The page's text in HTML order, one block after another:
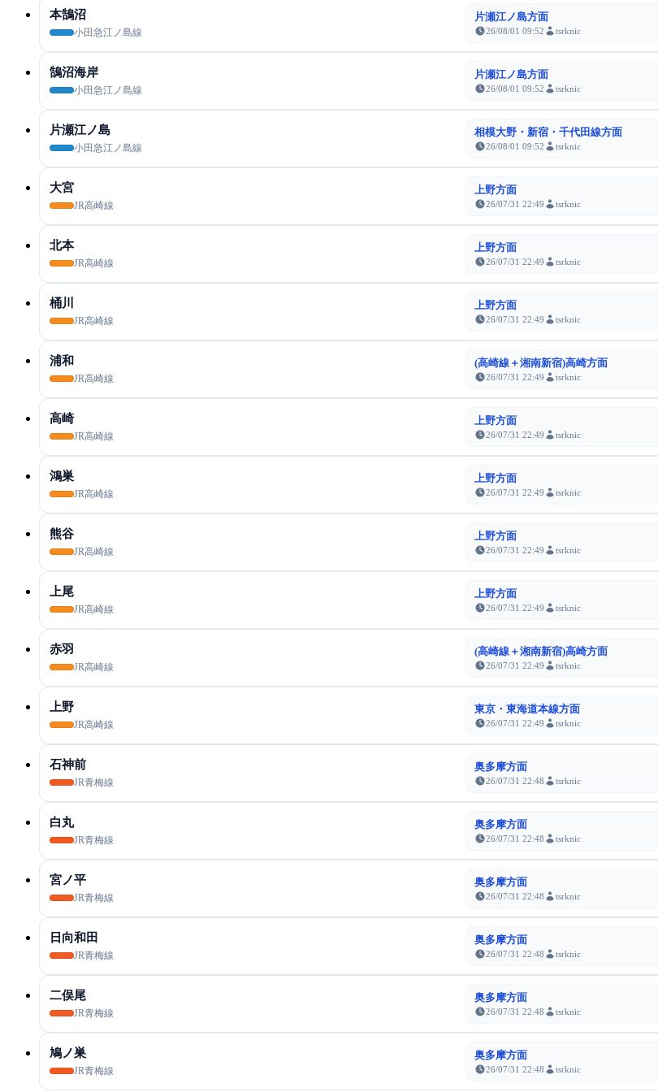
本鵠沼
小田急江ノ島線
片瀬江ノ島方面
26/08/01 09:52 tsrknic
鵠沼海岸
小田急江ノ島線
片瀬江ノ島方面
26/08/01 09:52 tsrknic
片瀬江ノ島
小田急江ノ島線
相模大野・新宿・千代田線方面
26/08/01 09:52 tsrknic
大宮
JR高崎線
上野方面
26/07/31 22:49 tsrknic
北本
JR高崎線
上野方面
26/07/31 22:49 tsrknic
桶川
JR高崎線
上野方面
26/07/31 22:49 tsrknic
浦和
JR高崎線
(高崎線＋湘南新宿)高崎方面
26/07/31 22:49 tsrknic
高崎
JR高崎線
上野方面
26/07/31 22:49 tsrknic
鴻巣
JR高崎線
上野方面
26/07/31 22:49 tsrknic
熊谷
JR高崎線
上野方面
26/07/31 22:49 tsrknic
上尾
JR高崎線
上野方面
26/07/31 22:49 tsrknic
赤羽
JR高崎線
(高崎線＋湘南新宿)高崎方面
26/07/31 22:49 tsrknic
上野
JR高崎線
東京・東海道本線方面
26/07/31 22:49 tsrknic
石神前
JR青梅線
奥多摩方面
26/07/31 22:48 tsrknic
白丸
JR青梅線
奥多摩方面
26/07/31 22:48 tsrknic
宮ノ平
JR青梅線
奥多摩方面
26/07/31 22:48 tsrknic
日向和田
JR青梅線
奥多摩方面
26/07/31 22:48 tsrknic
二俣尾
JR青梅線
奥多摩方面
26/07/31 22:48 tsrknic
鳩ノ巣
JR青梅線
奥多摩方面
26/07/31 22:48 tsrknic